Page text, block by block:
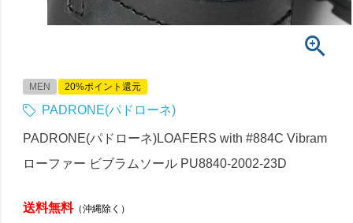
MEN 20%ポイント還元
PADRONE(パドローネ)
PADRONE(パドローネ)LOAFERS with #884C Vibram
ローファー ビブラムソール PU8840-2002-23D
送料無料（沖縄除く）